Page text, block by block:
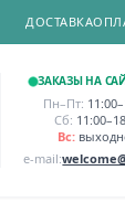
ДОСТАВКА
ЗАКАЗЫ НА
Пн–Пт:
Сб:
Вс:
e-mail: